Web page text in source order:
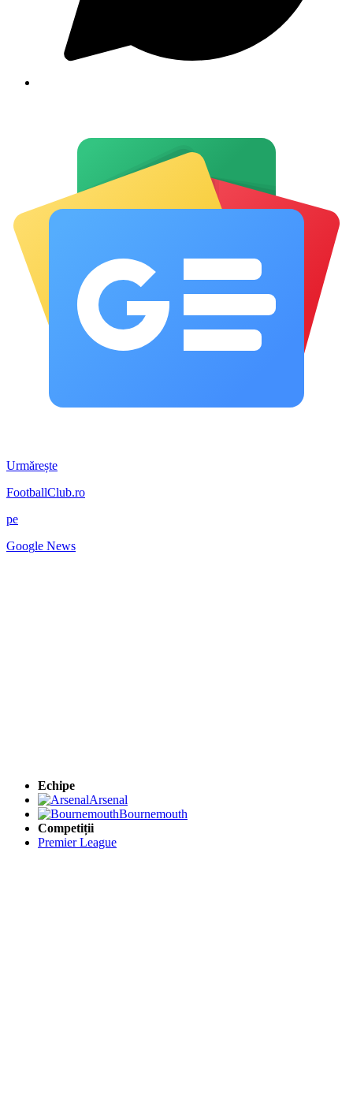
Urmărește
FootballClub.ro
pe
Google News
Echipe
Arsenal
Bournemouth
Competiții
Premier League